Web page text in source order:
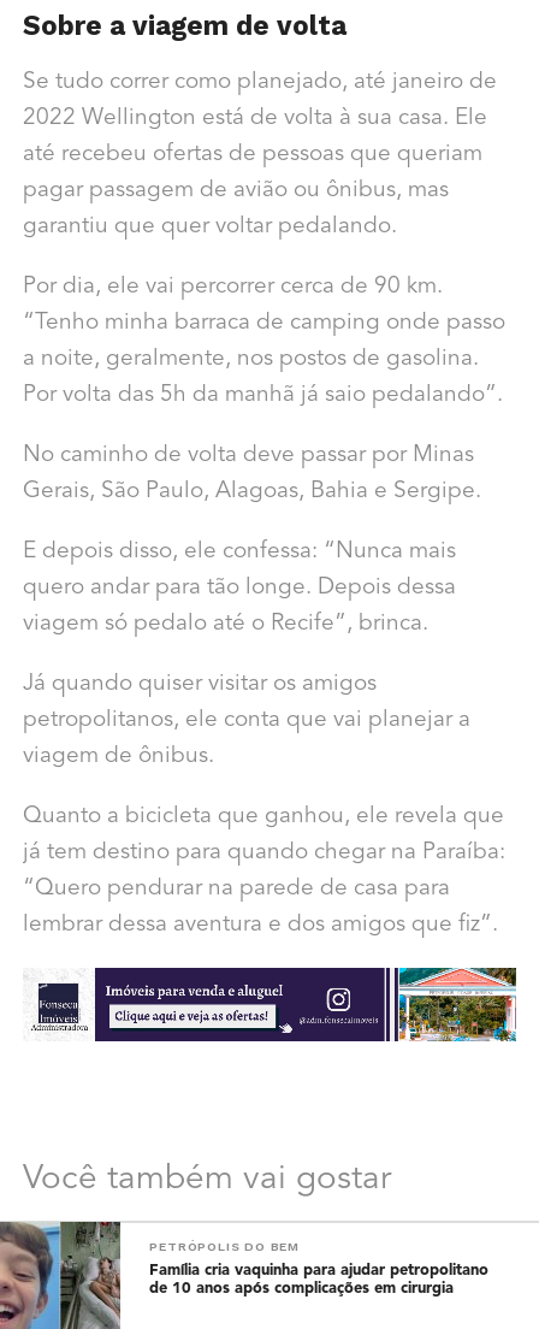
Sobre a viagem de volta
Se tudo correr como planejado, até janeiro de
2022 Wellington está de volta à sua casa. Ele
até recebeu ofertas de pessoas que queriam
pagar passagem de avião ou ônibus, mas
garantiu que quer voltar pedalando.
Por dia, ele vai percorrer cerca de 90 km.
“Tenho minha barraca de camping onde passo
a noite, geralmente, nos postos de gasolina.
Por volta das 5h da manhã já saio pedalando”.
No caminho de volta deve passar por Minas
Gerais, São Paulo, Alagoas, Bahia e Sergipe.
E depois disso, ele confessa: “Nunca mais
quero andar para tão longe. Depois dessa
viagem só pedalo até o Recife”, brinca.
Já quando quiser visitar os amigos
petropolitanos, ele conta que vai planejar a
viagem de ônibus.
Quanto a bicicleta que ganhou, ele revela que
já tem destino para quando chegar na Paraíba:
“Quero pendurar na parede de casa para
lembrar dessa aventura e dos amigos que fiz”.
Você também vai gostar
PETRÓPOLIS DO BEM
Família cria vaquinha para ajudar petropolitano
de 10 anos após complicações em cirurgia